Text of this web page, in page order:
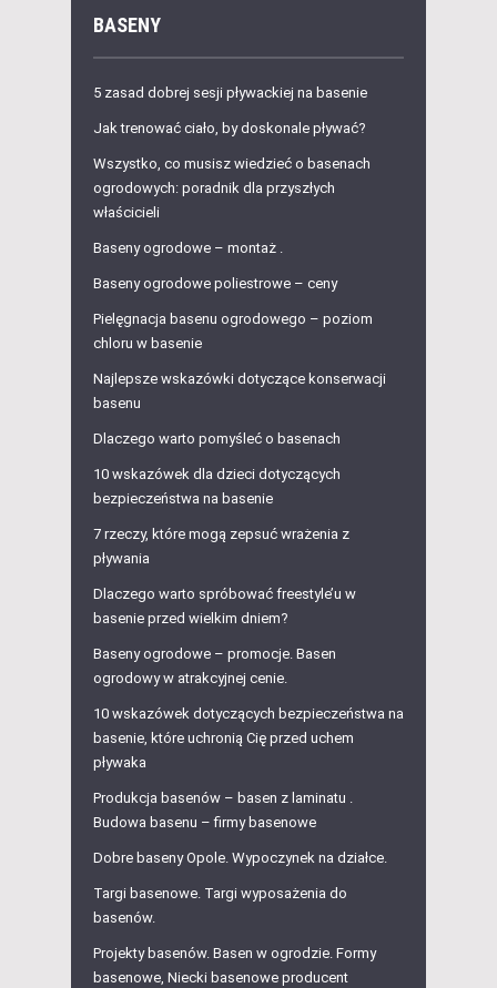
BASENY
5 zasad dobrej sesji pływackiej na basenie
Jak trenować ciało, by doskonale pływać?
Wszystko, co musisz wiedzieć o basenach
ogrodowych: poradnik dla przyszłych
właścicieli
Baseny ogrodowe – montaż .
Baseny ogrodowe poliestrowe – ceny
Pielęgnacja basenu ogrodowego – poziom
chloru w basenie
Najlepsze wskazówki dotyczące konserwacji
basenu
Dlaczego warto pomyśleć o basenach
10 wskazówek dla dzieci dotyczących
bezpieczeństwa na basenie
7 rzeczy, które mogą zepsuć wrażenia z
pływania
Dlaczego warto spróbować freestyle’u w
basenie przed wielkim dniem?
Baseny ogrodowe – promocje. Basen
ogrodowy w atrakcyjnej cenie.
10 wskazówek dotyczących bezpieczeństwa na
basenie, które uchronią Cię przed uchem
pływaka
Produkcja basenów – basen z laminatu .
Budowa basenu – firmy basenowe
Dobre baseny Opole. Wypoczynek na działce.
Targi basenowe. Targi wyposażenia do
basenów.
Projekty basenów. Basen w ogrodzie. Formy
basenowe, Niecki basenowe producent